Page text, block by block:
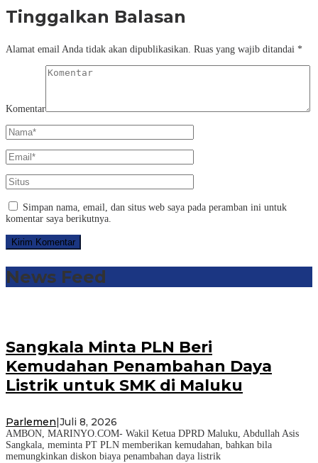
Tinggalkan Balasan
Alamat email Anda tidak akan dipublikasikan. Ruas yang wajib ditandai *
Komentar
Simpan nama, email, dan situs web saya pada peramban ini untuk
komentar saya berikutnya.
News Feed
Sangkala Minta PLN Beri
Kemudahan Penambahan Daya
Listrik untuk SMK di Maluku
Parlemen Juli 8, 2026
AMBON, MARINYO.COM- Wakil Ketua DPRD Maluku, Abdullah Asis
Sangkala, meminta PT PLN memberikan kemudahan, bahkan bila
memungkinkan diskon biaya penambahan daya listrik